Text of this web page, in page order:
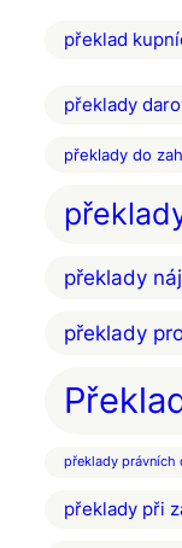
překlad
překlady
překlady do
překlady
překlady
překlady právních
překlady při